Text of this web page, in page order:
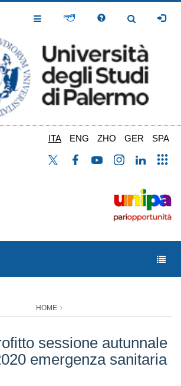
Toggle
Toggle
ITA ENG ZHO GER SPA
HOME
sessione autunnale
emergenza sanitaria